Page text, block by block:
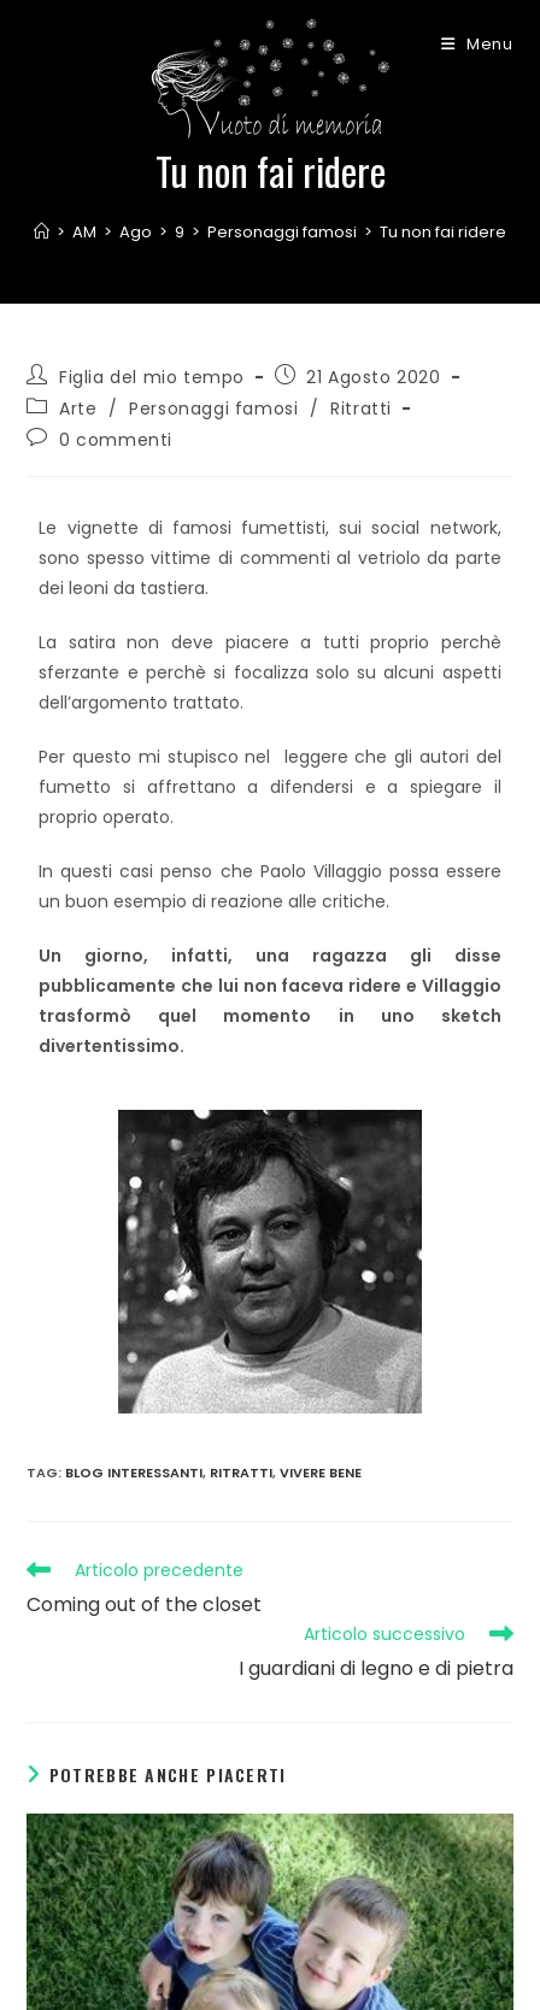
Menu
Tu non fai ridere
> AM > Ago > 9 > Personaggi famosi > Tu non fai ridere
Figlia del mio tempo
21 Agosto 2020
Arte / Personaggi famosi / Ritratti
0 commenti
Le vignette di famosi fumettisti, sui social network,
sono spesso vittime di commenti al vetriolo da parte
dei leoni da tastiera.
La satira non deve piacere a tutti proprio perchè
sferzante e perchè si focalizza solo su alcuni aspetti
dell’argomento trattato.
Per questo mi stupisco nel leggere che gli autori del
fumetto si affrettano a difendersi e a spiegare il
proprio operato.
In questi casi penso che Paolo Villaggio possa essere
un buon esempio di reazione alle critiche.
Un giorno, infatti, una ragazza gli disse
pubblicamente che lui non faceva ridere e Villaggio
trasformò quel momento in uno sketch
divertentissimo.
TAG: BLOG INTERESSANTI, RITRATTI, VIVERE BENE
Articolo precedente
Coming out of the closet
Articolo successivo
I guardiani di legno e di pietra
POTREBBE ANCHE PIACERTI